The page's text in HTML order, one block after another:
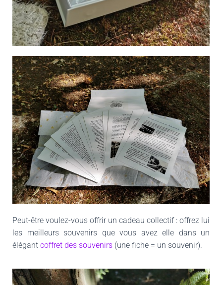
Peut-être voulez-vous offrir un cadeau collectif : offrez lui
les meilleurs souvenirs que vous avez elle dans un
élégant coffret des souvenirs (une fiche = un souvenir).